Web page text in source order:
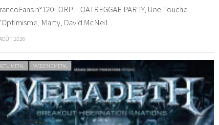
n°120 : ORP – OAI REGGAE PARTY, Une Touche
Marty, David McNeil…
2026
METAL WEBZINE METAL